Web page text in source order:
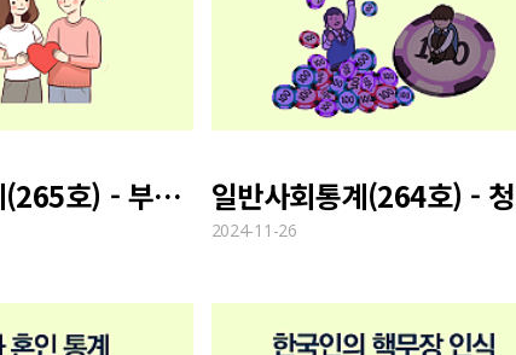
일반사회통계(265호) - 부부관계 만족도 변화 추이
2024-11-26